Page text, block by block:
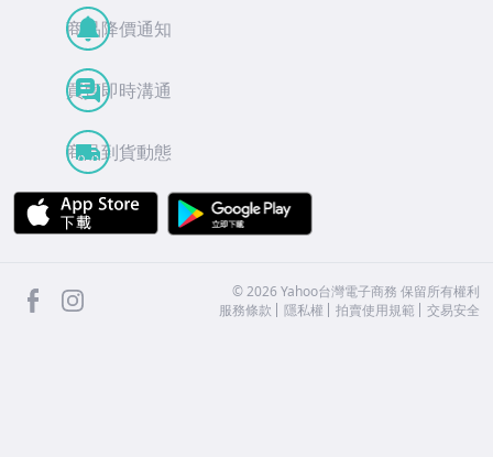
商品降價通知
買賣即時溝通
商品到貨動態
APP Store
facebook ©2026 Yahoo台灣電子商務 保留所有權利
服務條款
隱私權 拍賣使用規範 交易安全